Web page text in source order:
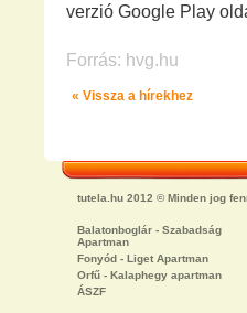
verzió Google Play
Forrás: hvg.hu
« Vissza a hírekhez
tutela.hu 2012 © Minden jog
Balatonboglár - Szabadság
Apartman
Fonyód - Liget Apartman
Orfű - Kalaphegy apartman
ÁSZF